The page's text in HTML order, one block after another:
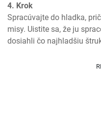
4. Krok
Spracúvajte do hladka,
misy. Uistite sa, že ju
dosiahli čo najhladšiu